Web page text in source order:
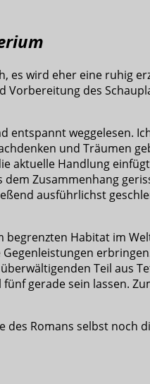
es wird eher eine ruhig
des
entspannt weggelesen.
und Träumen
Handlung
Zusammenhang
ausführlichst
Habitat im
Teil aus
gerade sein lassen.
Romans selbst noch